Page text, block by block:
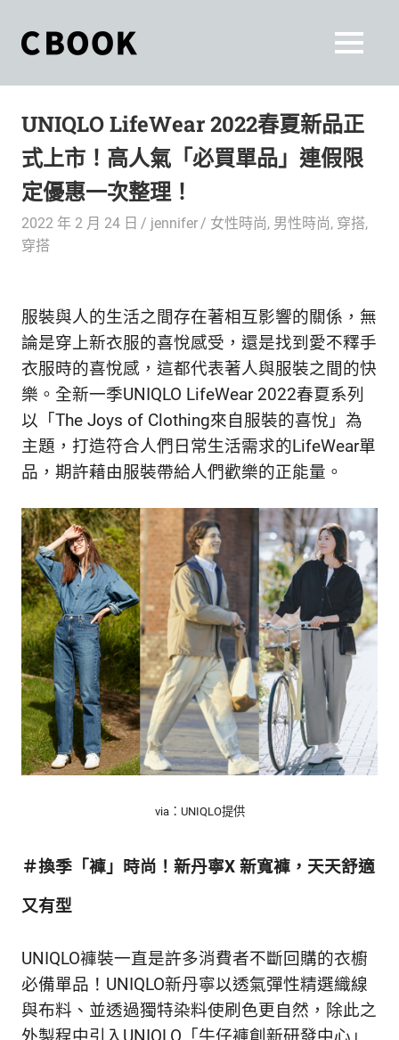
content
和
你
一
起
自
己
的
生
活
態
度
World.」
是
一
本
最
貼
生
活
雜
誌。
最
精
采
豐
的
時
尚
潮
流、
生
活
旅
遊、
兩
性
星
座、
獵
容，
獨
二
的
你
MENU
UNIQLO LifeWear 2022春夏新品正
式上市！高人氣「必買單品」連假限
定優惠一次整理！
2022 年 2 月 24 日 jennifer 女性時尚, 男性時尚, 穿搭,
穿搭
服裝與人的生活之間存在著相互影響的關係，無
論是穿上新衣服的喜悅感受，還是找到愛不釋手
衣服時的喜悅感，這都代表著人與服裝之間的快
樂。全新一季UNIQLO LifeWear 2022春夏系列
以「The Joys of Clothing來自服裝的喜悅」為
主題，打造符合人們日常生活需求的LifeWear單
品，期許藉由服裝帶給人們歡樂的正能量。
via：UNIQLO提供
＃換季「褲」時尚！新丹寧X 新寬褲，天天舒適
又有型
UNIQLO褲裝一直是許多消費者不斷回購的衣櫥
必備單品！UNIQLO新丹寧以透氣彈性精選織線
與布料、並透過獨特染料使刷色更自然，除此之
外製程中引入UNIQLO「牛仔褲創新研發中心」